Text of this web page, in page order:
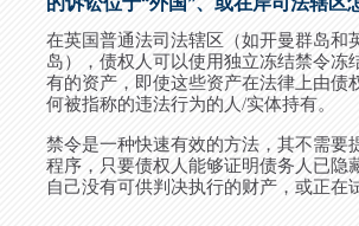
在英国普通法司法辖区（如开曼群岛和
岛），债权人可以使用独立冻结禁令冻
有的资产，即使这些资产在法律上由债
何被指称的违法行为的人/实体持有。
禁令是一种快速有效的方法，其不需要
程序，只要债权人能够证明债务人已隐
自己没有可供判决执行的财产，或正在